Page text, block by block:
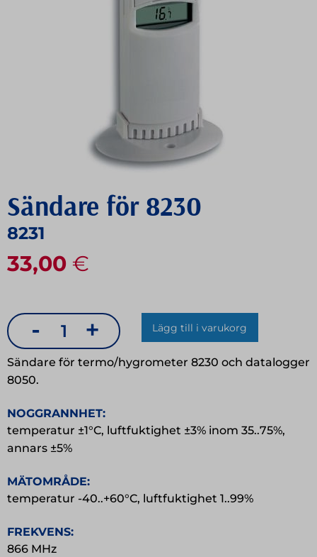
Sändare för 8230
8231
33,00 €
-
Sändare
för
+ Lägg till i varukorg
Sändare för termo/hygrometer 8230 och datalogger
8050.
NOGGRANNHET:
temperatur ±1°C, luftfuktighet ±3% inom 35..75%,
annars ±5%
MÄTOMRÅDE:
temperatur -40..+60°C, luftfuktighet 1..99%
FREKVENS:
866 MHz